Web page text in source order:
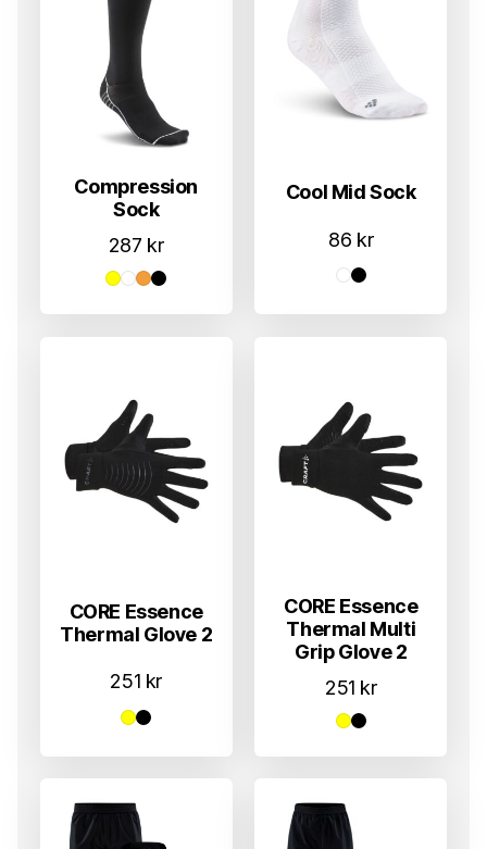
Compression
Sock
287 kr
Cool Mid Sock
86 kr
CORE Essence
Thermal Glove 2
251 kr
CORE Essence
Thermal Multi
Grip Glove 2
251 kr